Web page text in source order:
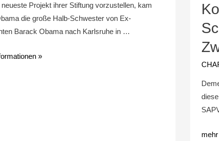
Projekt ihrer Stiftung vorzustellen, kam
die große Halb-Schwester von Ex-
Barack Obama nach Karlsruhe in …
»